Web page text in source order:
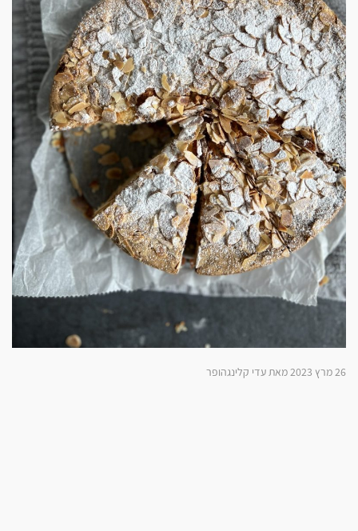
26 מרץ 2023 מאת עדי קלינגהופר